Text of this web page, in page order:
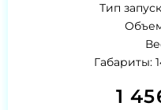
Тип
Габариты:
1